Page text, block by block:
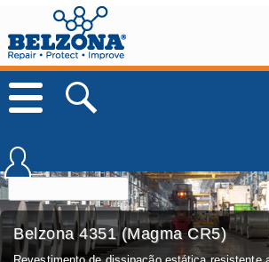
Belzona 4351 (Magma CR5)